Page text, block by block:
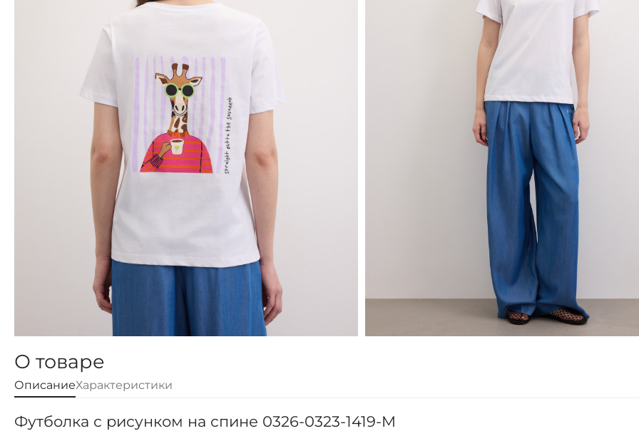
О товаре
ОписаниеХарактеристики
Футболка с рисунком на спине 0326-0323-1419-M